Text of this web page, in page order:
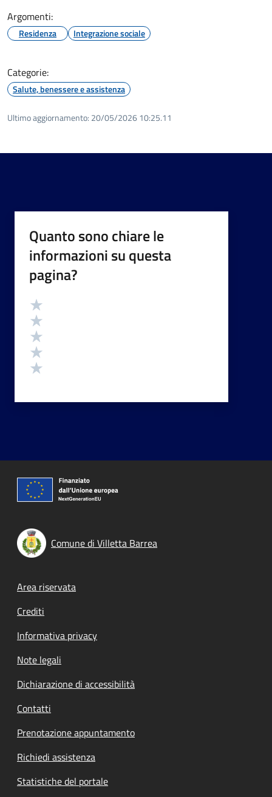
Argomenti:
Residenza Integrazione sociale
Categorie:
Salute, benessere e assistenza
Ultimo aggiornamento: 20/05/2026 10:25.11
Quanto sono chiare le
informazioni su questa
pagina?
Valutazione
Comune di Villetta Barrea
Footer menu
Area riservata
Crediti
Informativa privacy
Note legali
Dichiarazione di accessibilità
Contatti
Prenotazione appuntamento
Richiedi assistenza
Statistiche del portale